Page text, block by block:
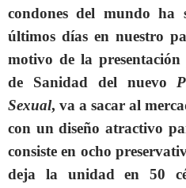
condones del mundo ha
últimos días en nuestro
motivo de la
de Sanidad del nuevo
Sexual, va a sacar al
con un diseño atractivo
consiste en ocho
deja la unidad en 50